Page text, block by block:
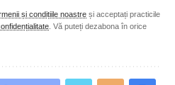
și condițiile noastre și acceptați practicile
. Vă puteți dezabona în orice